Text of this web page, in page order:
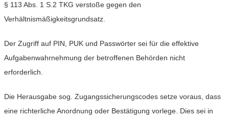
§ 113 Abs. 1 S.2 TKG verstoße gegen den
Verhältnismäßigkeitsgrundsatz.
Der Zugriff auf PIN, PUK und Passwörter sei für die effektive
Aufgabenwahrnehmung der betroffenen Behörden nicht
erforderlich.
Die Herausgabe sog. Zugangssicherungscodes setze voraus, dass
eine richterliche Anordnung oder Bestätigung vorlege. Dies sei in